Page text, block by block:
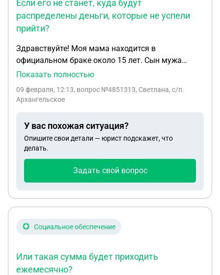
Если его не станет, куда будут
распределены деньги, которые не успели
прийти?
Здравствуйте! Моя мама находится в
официальном браке около 15 лет. Сын мужа
погиб на сво. Муж мамы прямой наследник.
распределяются? Входят ли они в разряд
сына. Если его не станет ,куда будут
распределены деньги,которые не успели прийти?
Показать полностью
09 февраля, 12:13, вопрос №4851313, Светлана, с/п.
Архангельское
У вас похожая ситуация?
Опишите свои детали — юрист подскажет, что
делать.
Задать свой вопрос
Социальное обеспечение
Или такая сумма будет приходить
ежемесячно?